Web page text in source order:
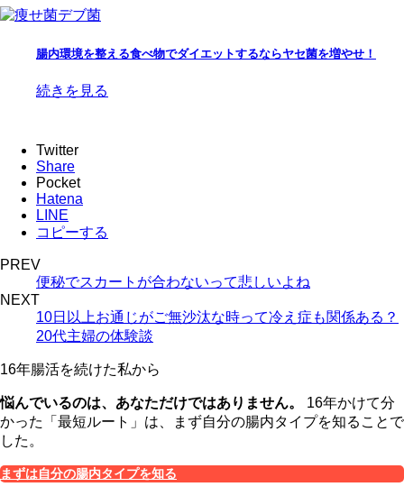
腸内環境を整える食べ物でダイエットするならヤセ菌を増やせ！
続きを見る
Twitter
Share
Pocket
Hatena
LINE
コピーする
PREV
便秘でスカートが合わないって悲しいよね
NEXT
10日以上お通じがご無沙汰な時って冷え症も関係ある？
20代主婦の体験談
16年腸活を続けた私から
悩んでいるのは、あなただけではありません。
16年かけて分
かった「最短ルート」は、まず自分の腸内タイプを知ることで
した。
まずは自分の腸内タイプを知る